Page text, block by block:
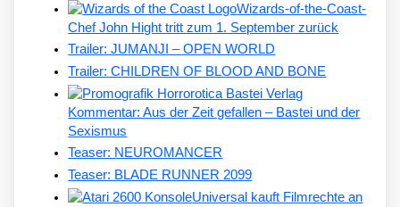
Wizards-of-the-Coast-
Chef John Hight tritt zum 1. September zurück
Trailer: JUMANJI – OPEN WORLD
Trailer: CHILDREN OF BLOOD AND BONE
Kommentar: Aus der Zeit gefallen – Bastei und der
Sexismus
Teaser: NEUROMANCER
Teaser: BLADE RUNNER 2099
Universal kauft Filmrechte an